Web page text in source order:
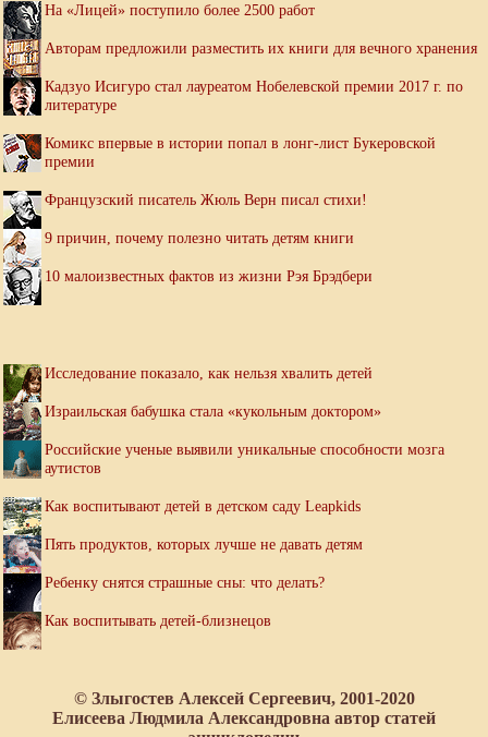
На «Лицей» поступило более 2500 работ
Авторам предложили разместить их книги для вечного хранения
Кадзуо Исигуро стал лауреатом Нобелевской премии 2017 г. по
литературе
Комикс впервые в истории попал в лонг-лист Букеровской
премии
Французский писатель Жюль Верн писал стихи!
9 причин, почему полезно читать детям книги
10 малоизвестных фактов из жизни Рэя Брэдбери
Исследование показало, как нельзя хвалить детей
Израильская бабушка стала «кукольным доктором»
Российские ученые выявили уникальные способности мозга
аутистов
Как воспитывают детей в детском саду Leapkids
Пять продуктов, которых лучше не давать детям
Ребенку снятся страшные сны: что делать?
Как воспитывать детей-близнецов
© Злыгостев Алексей Сергеевич, 2001-2020
Елисеева Людмила Александровна автор статей